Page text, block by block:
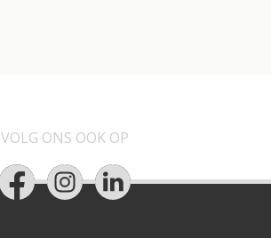
VOLG ONS OOK OP